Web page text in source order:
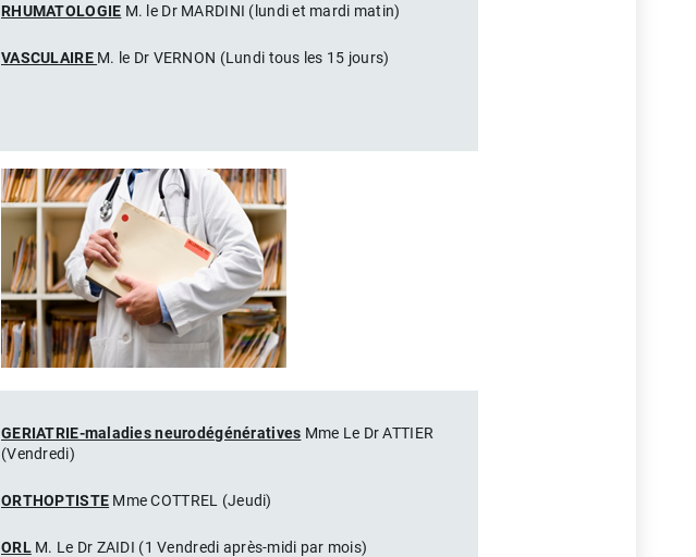
RHUMATOLOGIE M. le Dr MARDINI (lundi et mardi matin)
VASCULAIRE M. le Dr VERNON (Lundi tous les 15 jours)
GERIATRIE-maladies neurodégénératives Mme Le Dr ATTIER
(Vendredi)
ORTHOPTISTE Mme COTTREL (Jeudi)
ORLM. Le Dr ZAIDI (1 Vendredi après-midi par mois)